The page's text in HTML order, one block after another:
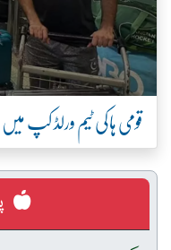
قومی ہاکی ٹیم ورلڈ کپ